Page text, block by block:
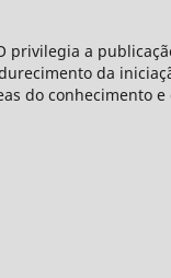
privilegia a
da
do conhecimento